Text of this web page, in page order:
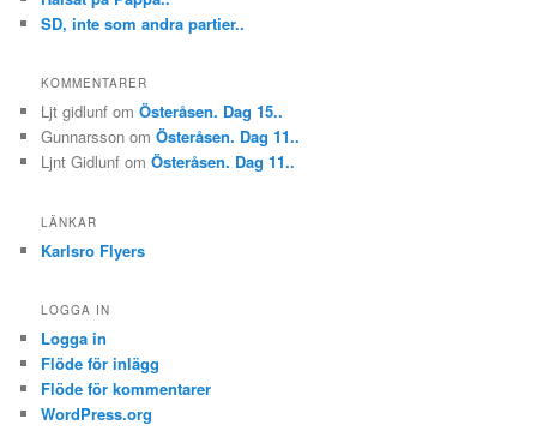
SD, inte som andra partier..
KOMMENTARER
Ljt gidlunf omÖsteråsen. Dag 15..
Gunnarsson omÖsteråsen. Dag 11..
Ljnt Gidlunf omÖsteråsen. Dag 11..
LÄNKAR
Karlsro Flyers
LOGGA IN
Logga in
Flöde för inlägg
Flöde för kommentarer
WordPress.org